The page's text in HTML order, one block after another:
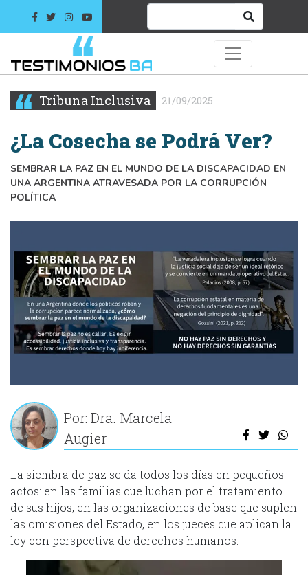
Tribuna Inclusiva 21/09/2025
¿La Cosecha se Podrá Ver?
SEMBRAR LA PAZ EN EL MUNDO DE LA DISCAPACIDAD EN
UNA ARGENTINA ATRAVESADA POR LA CORRUPCIÓN
POLÍTICA
Por: Dra. Marcela
Augier
La siembra de paz se da todos los días en pequeños
actos: en las familias que luchan por el tratamiento
de sus hijos, en las organizaciones de base que suplen
las omisiones del Estado, en los jueces que aplican la
ley con perspectiva de derechos humanos.